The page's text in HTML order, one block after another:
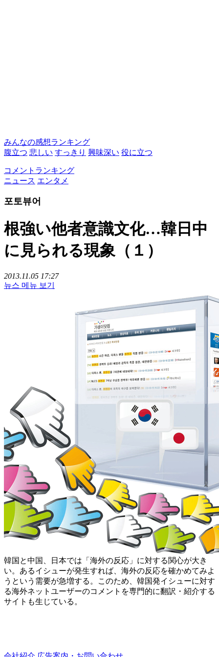
みんなの感想ランキング
腹立つ 悲しい すっきり 興味深い 役に立つ
コメントランキング
ニュース エンタメ
포토뷰어
根強い他者意識文化…韓日中
に見られる現象（１）
2013.11.05 17:27
뉴스 메뉴 보기
韓国と中国、日本では「海外の反応」に対する関心が大き
い。あるイシューが発生すれば、海外の反応を確かめてみよ
うという需要が急増する。このため、韓国発イシューに対す
る海外ネットユーザーのコメントを専門的に翻訳・紹介する
サイトも生じている。